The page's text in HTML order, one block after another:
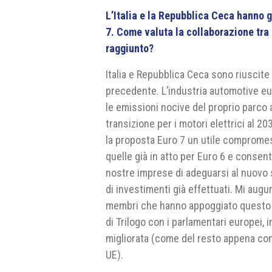
L’Italia e la Repubblica Ceca
7. Come valuta la collaborazione tra
raggiunto?
Italia e Repubblica Ceca sono
precedente. L’industria automotive
le emissioni nocive del proprio
transizione per i motori elettrici al
la proposta Euro 7 un utile
quelle già in atto per Euro 6 e
nostre imprese di adeguarsi al
di investimenti già effettuati. Mi
membri che hanno appoggiato
di Trilogo con i parlamentari europei,
migliorata (come del resto appena
UE).